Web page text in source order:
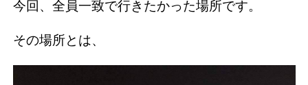
今回、全員一致で行きたかった場所です。
その場所とは、